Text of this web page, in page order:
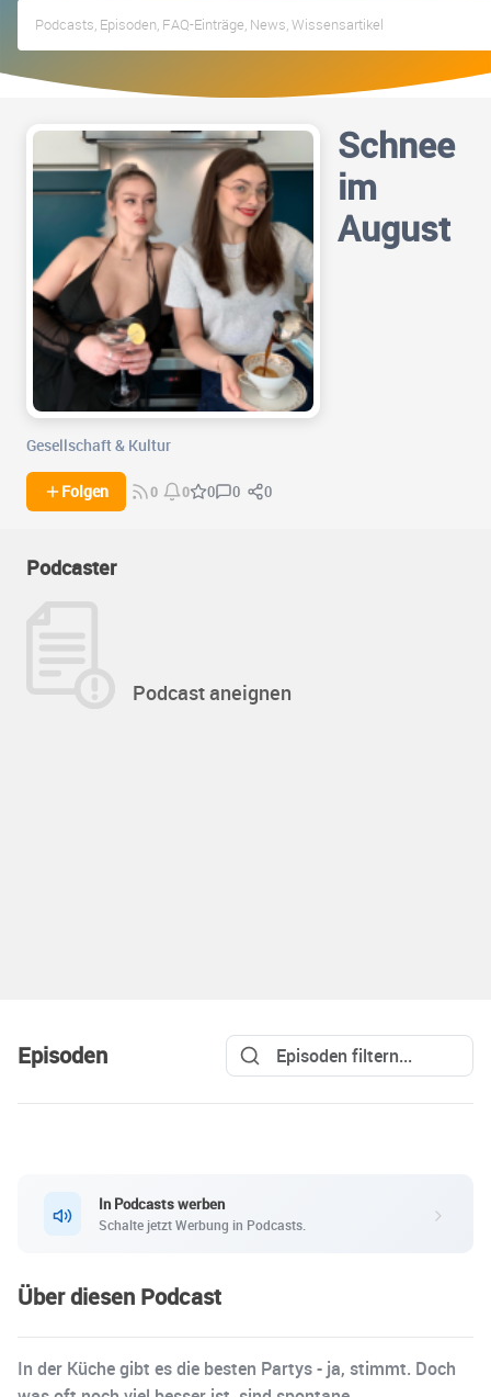
Schnee
im
August
Gesellschaft & Kultur
Folgen 0 0 0 0 0
Podcaster
Podcast aneignen
Episoden
In Podcasts werben
Schalte jetzt Werbung in Podcasts.
Über diesen Podcast
In der Küche gibt es die besten Partys - ja, stimmt. Doch